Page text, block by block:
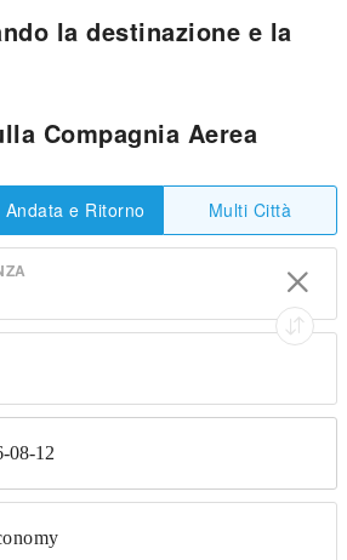
la destinazione e la
Compagnia Aerea
Andata e Ritorno Multi Città
08-12